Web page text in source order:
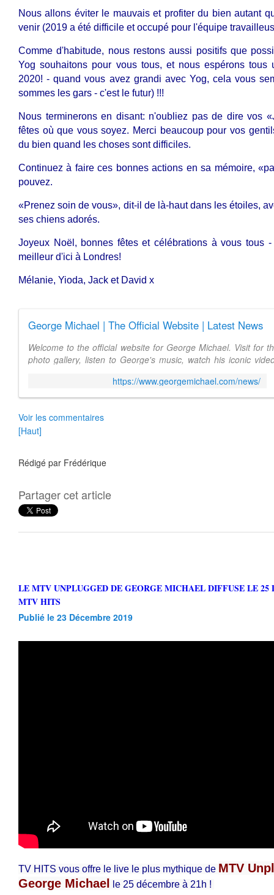
Nous allons éviter le mauvais et profiter du bien autant
venir (2019 a été difficile et occupé pour l'équipe
Comme d'habitude, nous restons aussi positifs que
Yog souhaitons pour vous tous, et nous espérons tous
2020! - quand vous avez grandi avec Yog, cela vous
sommes les gars - c'est le futur) !!!
Nous terminerons en disant: n'oubliez pas de dire vos
fêtes où que vous soyez. Merci beaucoup pour vos
du bien quand les choses sont difficiles.
Continuez à faire ces bonnes actions en sa mémoire,
pouvez.
«Prenez soin de vous», dit-il de là-haut dans les étoiles,
ses chiens adorés.
Joyeux Noël, bonnes fêtes et célébrations à vous tous
meilleur d'ici à Londres!
Mélanie, Yioda, Jack et David x
George Michael | The Official Website | Latest News
Welcome to the official website for George Michael. Visit for
photo gallery, listen to George's music, watch his iconic
https://www.georgemichael.com/news/
Voir les commentaires
[Haut]
Rédigé par Frédérique
Partager cet article
LE MTV UNPLUGGED DE GEORGE MICHAEL DIFFUSE LE 25 DECEMBRE SUR
MTV HITS
Publié le 23 Décembre 2019
TV HITS vous offre le live le plus mythique de MTV
George Michael le 25 décembre à 21h !